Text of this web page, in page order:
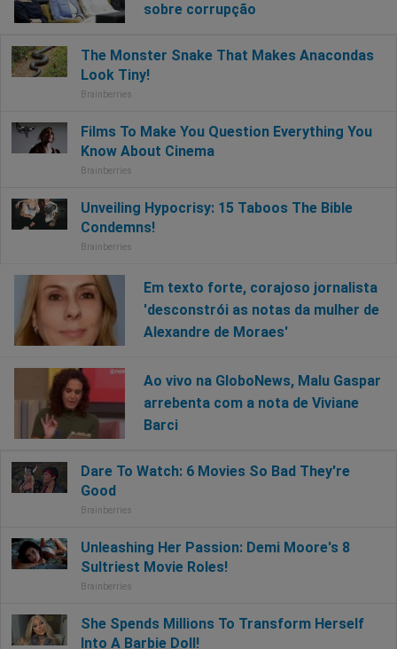
sobre corrupção
Em texto forte, corajoso jornalista
'desconstrói as notas da mulher de
Alexandre de Moraes'
Ao vivo na GloboNews, Malu Gaspar
arrebenta com a nota de Viviane
Barci